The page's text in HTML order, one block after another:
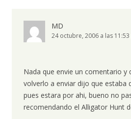
MD
24 octubre, 2006 a las
Nada que envie un comentario y
volverlo a enviar dijo que estaba
pues estara por ahi, bueno no
recomendando el Alligator Hunt